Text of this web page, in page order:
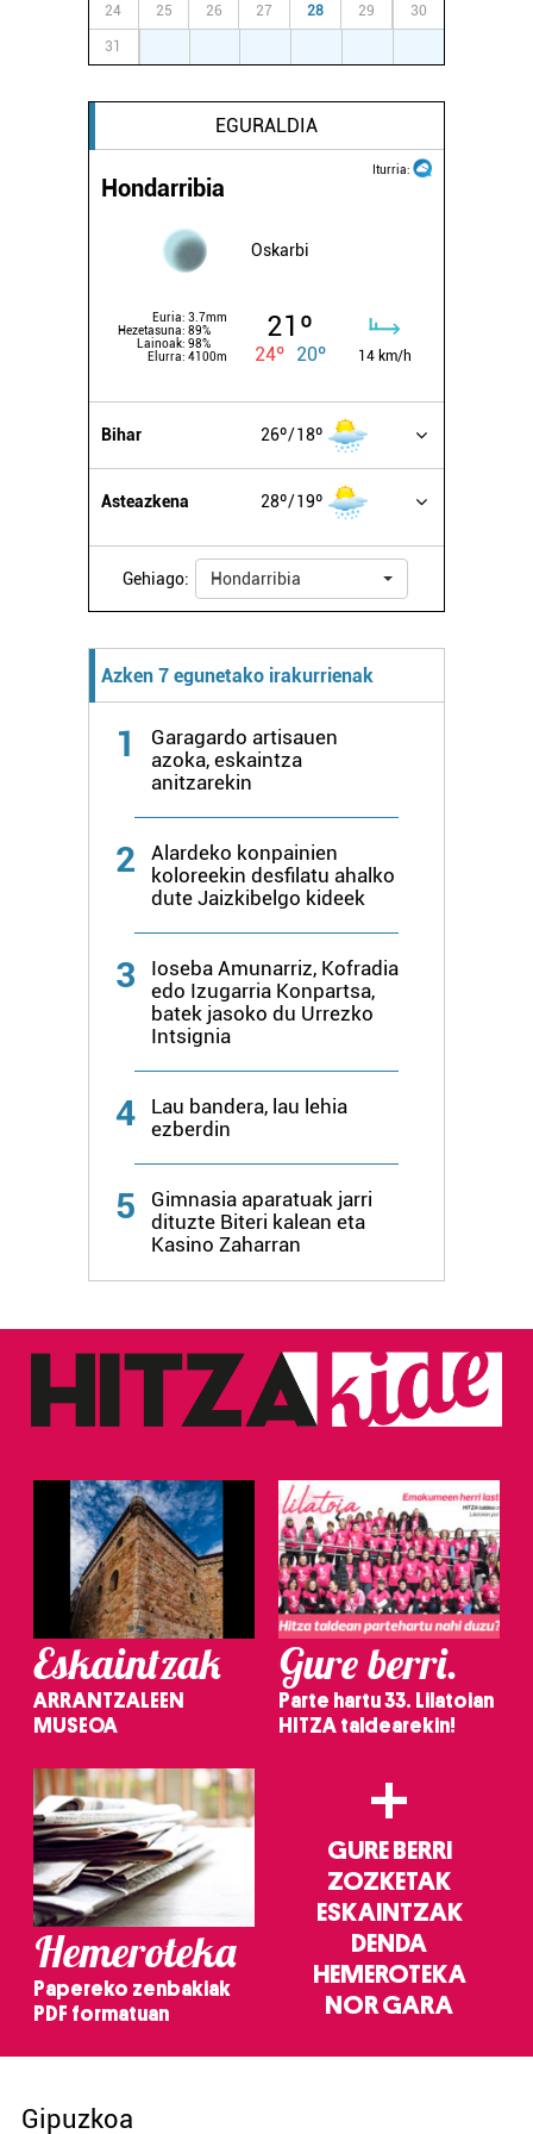
24 25 26 27 28 29 30
31
EGURALDIA
Iturria:
Hondarribia
Oskarbi
Euria: 3.7mm
Hezetasuna: 89%
Lainoak: 98%
Elurra: 4100m
21º
24º 20º 14 km/h
Bihar 26º 18º
Asteazkena 28º 19º
Gehiago: Hondarribia
Azken 7 egunetako irakurrienak
1
Garagardo artisauen
azoka, eskaintza
anitzarekin
2
Alardeko konpainien
koloreekin desfilatu ahalko
dute Jaizkibelgo kideek
3
Ioseba Amunarriz, Kofradia
edo Izugarria Konpartsa,
batek jasoko du Urrezko
Intsignia
4
Lau bandera, lau lehia
ezberdin
5
Gimnasia aparatuak jarri
dituzte Biteri kalean eta
Kasino Zaharran
Eskaintzak
ARRANTZALEEN
MUSEOA
Gure berri.
Parte hartu 33. Lilatoian
HITZA taldearekin!
Hemeroteka
Papereko zenbakiak
PDF formatuan
+
GURE BERRI
ZOZKETAK
ESKAINTZAK
DENDA
HEMEROTEKA
NOR GARA
Gipuzkoa